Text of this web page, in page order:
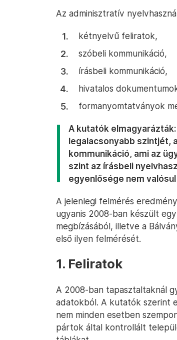
Az adminisztratív
kétnyelvű feliratok,
szóbeli kommunikáció,
írásbeli kommunikáció,
hivatalos
formanyomtatványok
A kutatók
legalacsonyabb szintjét,
kommunikáció, ami az
szint az írásbeli
egyenlősége nem
A jelenlegi felmérés
ugyanis 2008-ban készült
megbízásából, illetve a
első ilyen felmérését.
1. Feliratok
A 2008-ban tapasztaltaknál
adatokból. A kutatók szerint
nem minden esetben
pártok által kontrollált